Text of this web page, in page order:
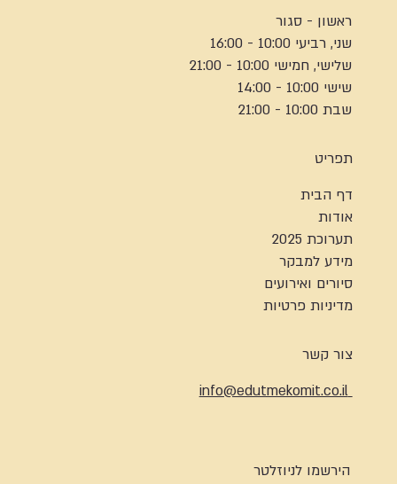
ראשון - סגור
שני, רביעי 10:00 - 16:00
שלישי, חמישי 10:00 - 21:00
שישי 10:00 - 14:00
שבת 10:00 - 21:00
תפריט
דף הבית
אודות
תערוכת 2025
מידע למבקר
סיורים ואירועים
מדיניות פרטיות
צור קשר
info@edutmekomit.co.il
הירשמו לניוזלטר